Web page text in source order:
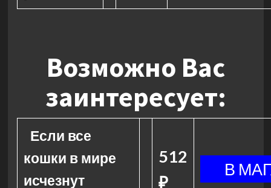
Возможно Вас
заинтересует:
Если все
кошки в мире
исчезнут
512
₽